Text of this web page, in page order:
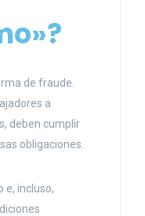
de fraude.
a
deben cumplir
obligaciones.
e, incluso,